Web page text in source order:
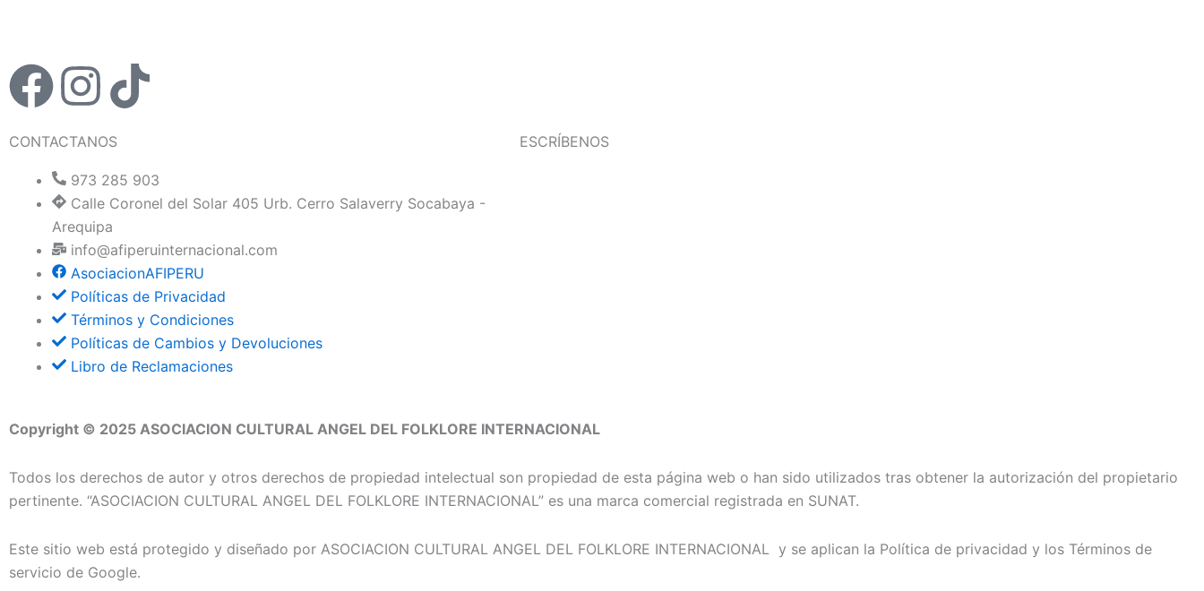
F
a
c
e
b
o
o
I
n
s
t
a
g
r
m
T
k
t
o
k
CONTACTANOS
973 285 903
Calle Coronel del Solar 405 Urb. Cerro Salaverry Socabaya -
Arequipa
info@afiperuinternacional.com
AsociacionAFIPERU
Políticas de Privacidad
Términos y Condiciones
Políticas de Cambios y Devoluciones
Libro de Reclamaciones
ESCRÍBENOS
Copyright © 2025 ASOCIACION CULTURAL ANGEL DEL FOLKLORE INTERNACIONAL
Todos los derechos de autor y otros derechos de propiedad intelectual son propiedad de esta página web o han sido utilizados tras obtener la autorización del propietario
pertinente. “ASOCIACION CULTURAL ANGEL DEL FOLKLORE INTERNACIONAL” es una marca comercial registrada en SUNAT.
Este sitio web está protegido y diseñado por ASOCIACION CULTURAL ANGEL DEL FOLKLORE INTERNACIONAL y se aplican la Política de privacidad y los Términos de
servicio de Google.